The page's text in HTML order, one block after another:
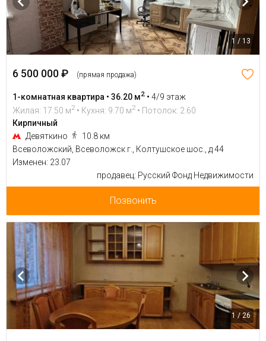
1 / 13
6 500 000 ₽ (прямая продажа)
1-комнатная квартира • 36.20 м2 • 4/9 этаж
Жилая: 17.50 м2 • Кухня: 9.70 м2 • Потолок: 2.60
Кирпичный
Девяткино
10.8 км
Всеволожский, Всеволожск г., Колтушское шос., д 44
Изменен: 23.07
продавец: Русский Фонд Недвижимости
Позвонить
1 / 26